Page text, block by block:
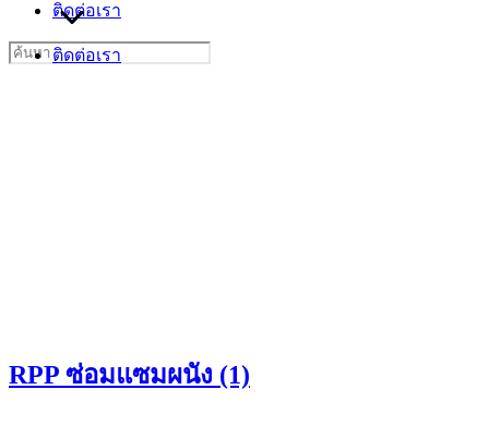
ติดต่อเรา
ติดต่อเรา
Search
for:
RPP ซ่อมแซมผนัง (1)